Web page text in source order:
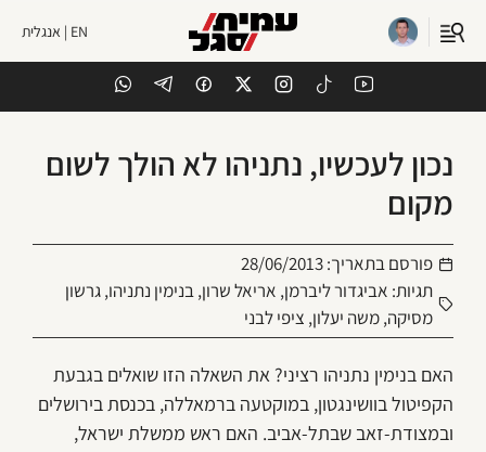
EN | אנגלית
נכון לעכשיו, נתניהו לא הולך לשום
מקום
פורסם בתאריך:28/06/2013
תגיות: אביגדור ליברמן, אריאל שרון,בנימין נתניהו,גרשון
מסיקה,משה יעלון, ציפי לבני
האם בנימין נתניהו רציני? את השאלה הזו שואלים בגבעת
הקפיטול בוושינגטון, במוקטעה ברמאללה, בכנסת בירושלים
ובמצודת-זאב שבתל-אביב. האם ראש ממשלת ישראל,